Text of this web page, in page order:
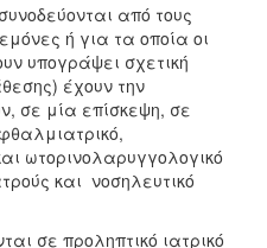
από τους
ή για τα οποία οι
υπογράψει σχετική
έχουν την
σε μία επίσκεψη, σε
ωτορινολαρυγγολογικό
και νοσηλευτικό
σε προληπτικό ιατρικό